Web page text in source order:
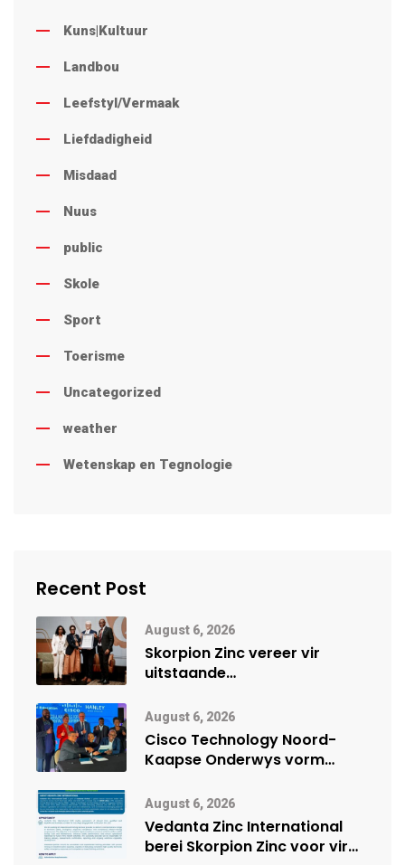
Kuns|Kultuur
Landbou
Leefstyl/Vermaak
Liefdadigheid
Misdaad
Nuus
public
Skole
Sport
Toerisme
Uncategorized
weather
Wetenskap en Tegnologie
Recent Post
August 6, 2026
Skorpion Zinc vereer vir
uitstaande
Namibië Mynbou Ekspo
August 6, 2026
Cisco Technology Noord-
Kaapse Onderwys vorm
vennootskap
August 6, 2026
Vedanta Zinc International
berei Skorpion Zinc voor vir